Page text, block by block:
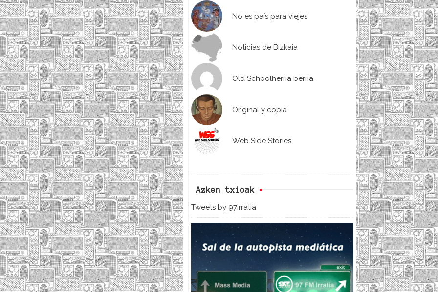
No es país para viejes
Noticias de Bizkaia
Old Schoolherria berria
Original y copia
Web Side Stories
Azken txioak
Tweets by 97irratia